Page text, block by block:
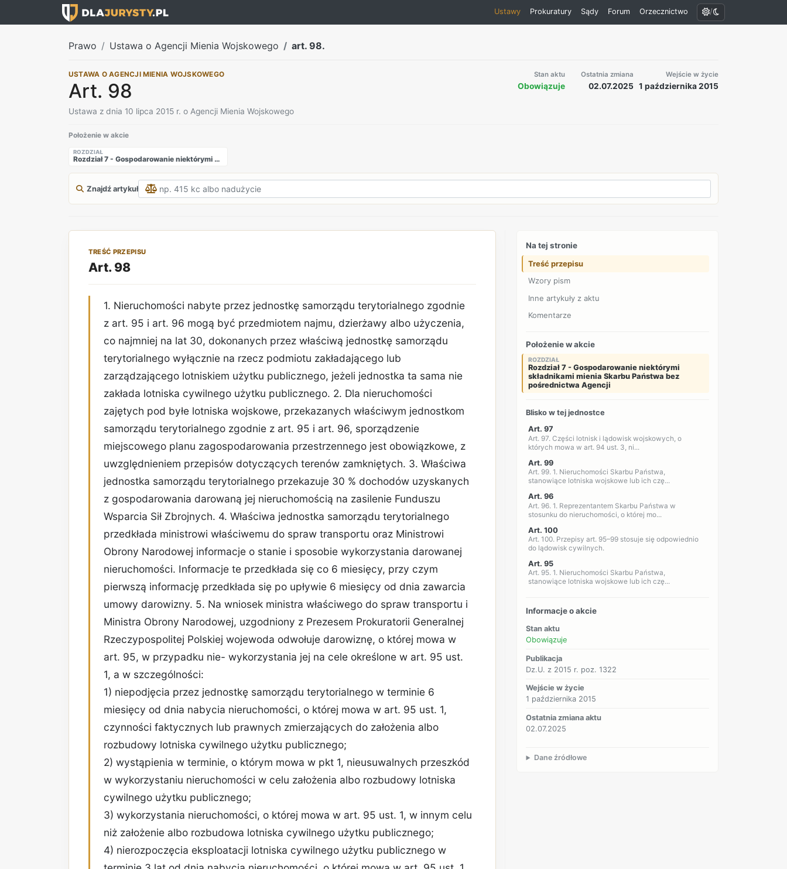
Ustawy Prokuratury Sądy Forum Orzecznictwo /
Prawo Ustawa o Agencji Mienia Wojskowego art. 98.
USTAWA O AGENCJI MIENIA WOJSKOWEGO
Art. 98
Ustawa z dnia 10 lipca 2015 r. o Agencji Mienia Wojskowego
Stan aktu
Obowiązuje
Ostatnia zmiana
02.07.2025
Wejście w życie
1 października 2015
Położenie w akcie
ROZDZIAŁ
Rozdział 7 - Gospodarowanie niektórymi składnikami mienia Skarbu Państwa bez pośrednictwa Agencji
Znajdź artykuł
TREŚĆ PRZEPISU
Art. 98
1. Nieruchomości nabyte przez jednostkę samorządu terytorialnego zgodnie
z art. 95 i art. 96 mogą być przedmiotem najmu, dzierżawy albo użyczenia,
co najmniej na lat 30, dokonanych przez właściwą jednostkę samorządu
terytorialnego wyłącznie na rzecz podmiotu zakładającego lub
zarządzającego lotniskiem użytku publicznego, jeżeli jednostka ta sama nie
zakłada lotniska cywilnego użytku publicznego. 2. Dla nieruchomości
zajętych pod byłe lotniska wojskowe, przekazanych właściwym jednostkom
samorządu terytorialnego zgodnie z art. 95 i art. 96, sporządzenie
miejscowego planu zagospodarowania przestrzennego jest obowiązkowe, z
uwzględnieniem przepisów dotyczących terenów zamkniętych. 3. Właściwa
jednostka samorządu terytorialnego przekazuje 30 % dochodów uzyskanych
z gospodarowania darowaną jej nieruchomością na zasilenie Funduszu
Wsparcia Sił Zbrojnych. 4. Właściwa jednostka samorządu terytorialnego
przedkłada ministrowi właściwemu do spraw transportu oraz Ministrowi
Obrony Narodowej informacje o stanie i sposobie wykorzystania darowanej
nieruchomości. Informacje te przedkłada się co 6 miesięcy, przy czym
pierwszą informację przedkłada się po upływie 6 miesięcy od dnia zawarcia
umowy darowizny. 5. Na wniosek ministra właściwego do spraw transportu i
Ministra Obrony Narodowej, uzgodniony z Prezesem Prokuratorii Generalnej
Rzeczypospolitej Polskiej wojewoda odwołuje darowiznę, o której mowa w
art. 95, w przypadku nie- wykorzystania jej na cele określone w art. 95 ust.
1, a w szczególności:
1) niepodjęcia przez jednostkę samorządu terytorialnego w terminie 6
miesięcy od dnia nabycia nieruchomości, o której mowa w art. 95 ust. 1,
czynności faktycznych lub prawnych zmierzających do założenia albo
rozbudowy lotniska cywilnego użytku publicznego;
2) wystąpienia w terminie, o którym mowa w pkt 1, nieusuwalnych przeszkód
w wykorzystaniu nieruchomości w celu założenia albo rozbudowy lotniska
cywilnego użytku publicznego;
3) wykorzystania nieruchomości, o której mowa w art. 95 ust. 1, w innym celu
niż założenie albo rozbudowa lotniska cywilnego użytku publicznego;
4) nierozpoczęcia eksploatacji lotniska cywilnego użytku publicznego w
Na tej stronie
Treść przepisu
Wzory pism
Inne artykuły z aktu
Komentarze
Położenie w akcie
ROZDZIAŁ
Rozdział 7 - Gospodarowanie niektórymi
składnikami mienia Skarbu Państwa bez
pośrednictwa Agencji
Blisko w tej jednostce
Art. 97
Art. 97. Części lotnisk i lądowisk wojskowych, o
których mowa w art. 94 ust. 3, ni...
Art. 99
Art. 99. 1. Nieruchomości Skarbu Państwa,
stanowiące lotniska wojskowe lub ich czę...
Art. 96
Art. 96. 1. Reprezentantem Skarbu Państwa w
stosunku do nieruchomości, o której mo...
Art. 100
Art. 100. Przepisy art. 95–99 stosuje się odpowiednio
do lądowisk cywilnych.
Art. 95
Art. 95. 1. Nieruchomości Skarbu Państwa,
stanowiące lotniska wojskowe lub ich czę...
Informacje o akcie
Stan aktu
Obowiązuje
Publikacja
Dz.U. z 2015 r. poz. 1322
Wejście w życie
1 października 2015
Ostatnia zmiana aktu
02.07.2025
Dane źródłowe